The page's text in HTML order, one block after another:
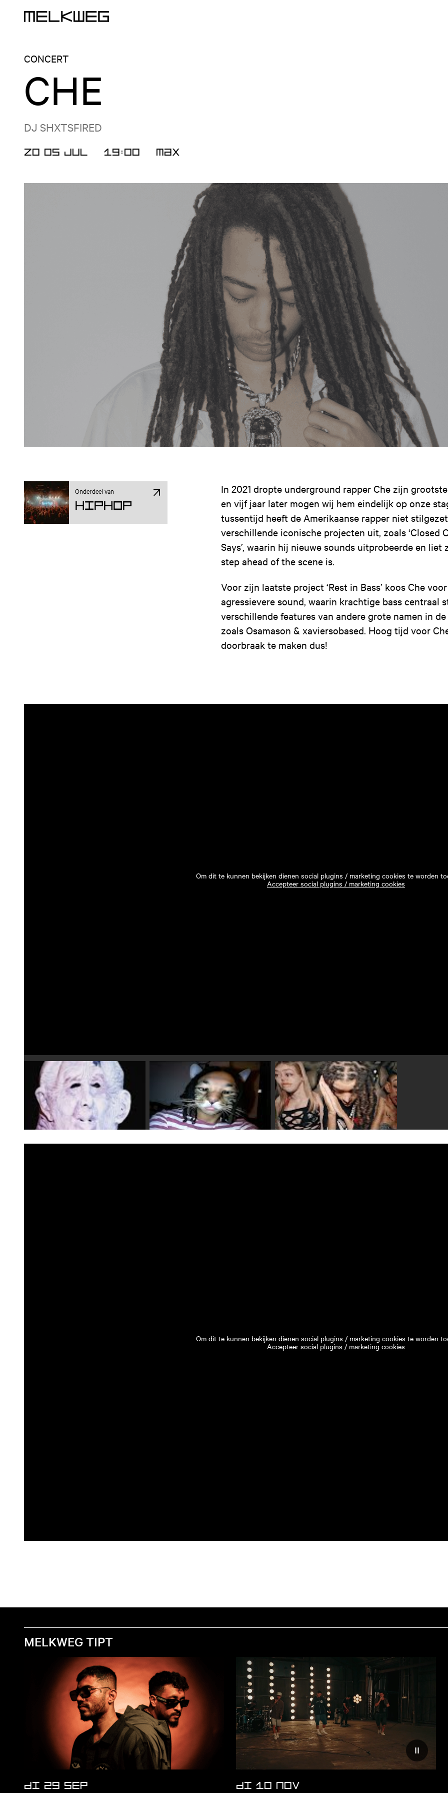
CONCERT
CHE
DJ SHXTSFIRED
ZO 05 JUL 19:00 MAX
Onderdeel van
Hiphop
In 2021 dropte underground rapper Che zijn grootste
en vijf jaar later mogen wij hem eindelijk op onze
tussentijd heeft de Amerikaanse rapper niet
verschillende iconische projecten uit, zoals ‘Closed
Says’, waarin hij nieuwe sounds uitprobeerde en
step ahead of the scene is.
Voor zijn laatste project ‘Rest in Bass’ koos Che
agressievere sound, waarin krachtige bass centraal
verschillende features van andere grote namen in
zoals Osamason & xaviersobased. Hoog tijd voor
doorbraak te maken dus!
Om dit te kunnen bekijken dienen social plugins / marketing cookies te worden
Accepteer social plugins / marketing cookies
Speel video 1 af Speel video 2 af Speel video 3 af
Om dit te kunnen bekijken dienen social plugins / marketing cookies te worden
Accepteer social plugins / marketing cookies
MELKWEG TIPT
DI 29 SEP DI 10 NOV